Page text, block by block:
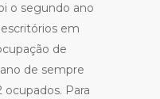
o segundo ano
em
de
de sempre
Para